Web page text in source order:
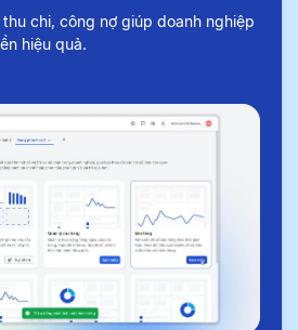
chi, công nợ giúp doanh nghiệp
hiệu quả.